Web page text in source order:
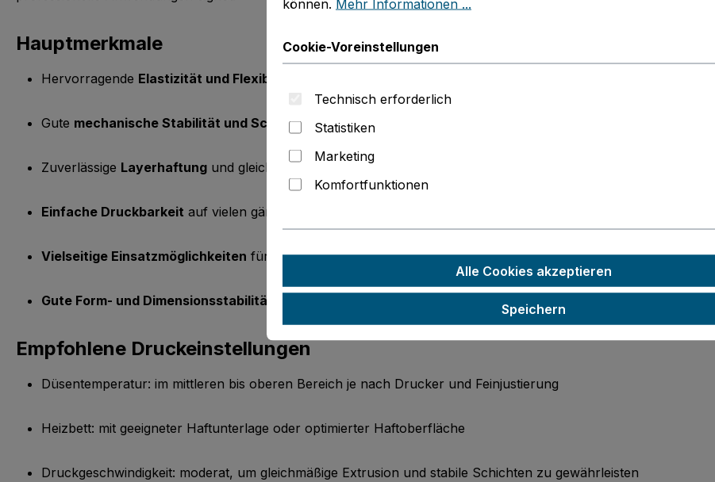
Hauptmerkmale
Hervorragende Elastizität und Flexibilität
Gute mechanische Stabilität und Schlagzähigkeittrotz Elastizität
Zuverlässige Layerhaftung und gleichmäßige Extrusion für saubere, glatte Oberflächen
Einfache Druckbarkeit auf vielen gängigen 3D-Druckern
Vielseitige Einsatzmöglichkeiten für flexible Prototypen, funktionale Bauteile oder flexible Alltagsgegenstände
Gute Form- und Dimensionsstabilität
Empfohlene Druckeinstellungen
Düsentemperatur: im mittleren bis oberen Bereich je nach Drucker und Feinjustierung
Heizbett: mit geeigneter Haftunterlage oder optimierter Haftoberfläche
Druckgeschwindigkeit: moderat, um gleichmäßige Extrusion und stabile Schichten zu gewährleisten
können. Mehr Informationen ...
Cookie-Voreinstellungen
Technisch erforderlich
Statistiken
Marketing
Komfortfunktionen
Alle Cookies akzeptieren
Speichern